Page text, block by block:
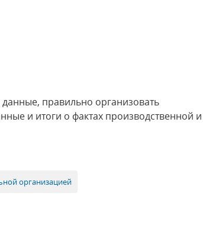
правильно организовать
и итоги о фактах производственной и
организацией